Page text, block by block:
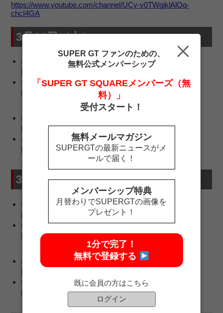
https://www.youtube.com/channel/UCy-v0TWgjklAlOq-
chcI4GA
3月14日（土）
session1 GT500
https://youtu.be/cKfhs5kmQhE
session1 GT300
https://youtu.be/b1o_7aov2NQ
session2 GT500
https://youtu.be/raeAPuXpAVM
session2 GT300
https://youtu.be/wtMPiF-8nhs
3月15日（日）
session3 GT500
https://youtu.be/HRaxBP4JgdM
session3 GT300
https://youtu.be/ZgtMQhA1UNo
session4 GT500
https://youtu.be/nfQEXjRVgG4
session4 GT300
https://youtu.be/y6A5pCnlxp4
SUPER GT ファンのための、
無料公式メンバーシップ
「SUPER GT SQUAREメンバーズ（無
料）」
受付スタート！
無料メールマガジン
SUPERGTの最新ニュースがメ
ールで届く！
メンバーシップ特典
月替わりでSUPERGTの画像を
プレゼント！
1分で完了！
無料で登録する
既に会員の方はこちら
ログイン